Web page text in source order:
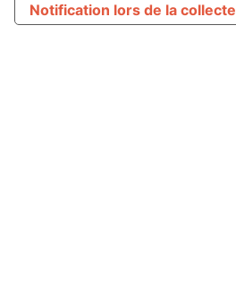
Notification lors de la collecte